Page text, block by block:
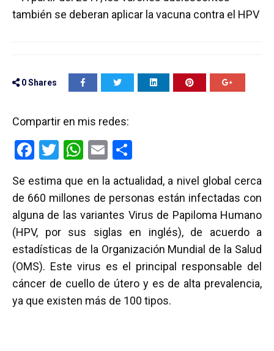
0Shares
Compartir en mis redes:
F
ce
b
o
o
k
T
tt
er
W
at
s
A
p
p
E
ail m
p
ar
tir
Se estima que en la actualidad, a nivel global cerca
de 660 millones de personas están infectadas con
alguna de las variantes Virus de Papiloma Humano
(HPV, por sus siglas en inglés), de acuerdo a
estadísticas de la Organización Mundial de la Salud
(OMS). Este virus es el principal responsable del
cáncer de cuello de útero y es de alta prevalencia,
ya que existen más de 100 tipos.